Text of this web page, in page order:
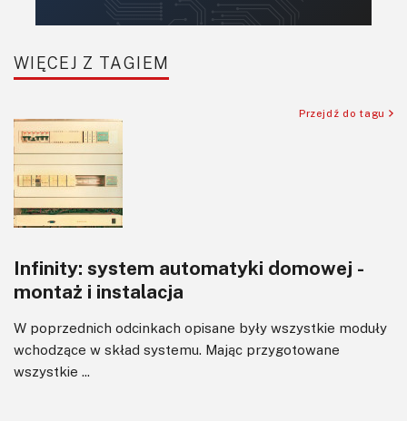
Sensory
Software
Sterowanie
Transformatory
Tranzystory
Wzmacniacze
Zasilanie
WIĘCEJ Z TAGIEM
Przejdź do tagu
Infinity: system automatyki domowej -
montaż i instalacja
W poprzednich odcinkach opisane były wszystkie moduły
wchodzące w skład systemu. Mając przygotowane
wszystkie ...